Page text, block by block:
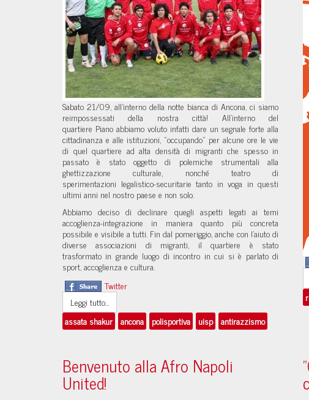
Sabato 21/09, all’interno della notte bianca di Ancona, ci siamo
reimpossessati della nostra città! All’interno del
quartiere Piano abbiamo voluto infatti dare un segnale forte alla
cittadinanza e alle istituzioni, “occupando” per alcune ore le vie
di quel quartiere ad alta densità di migranti che spesso in
passato è stato oggetto di polemiche strumentali alla
ghettizzazione culturale, nonché teatro di
sperimentazioni legalistico-securitarie tanto in voga in questi
ultimi anni nel nostro paese e non solo.
Abbiamo deciso di declinare quegli aspetti legati ai temi
accoglienza-integrazione in maniera quanto più concreta
possibile e visibile a tutti. Fin dal pomeriggio, anche con l’aiuto di
diverse associazioni di migranti, il quartiere è stato
trasformato in grande luogo di incontro in cui si è parlato di
sport, accoglienza e cultura.
Twitter
Leggi tutto...
assata shakur ancona polisportiva uisp antirazzismo
Benvenuto alla Afro Napoli
United!